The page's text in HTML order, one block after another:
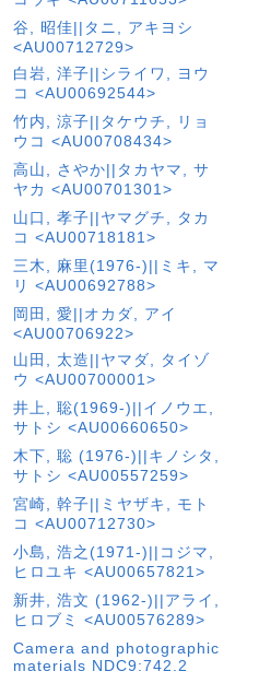
谷, 昭佳||タニ, アキヨシ
<AU00712729>
白岩, 洋子||シライワ, ヨウ
コ <AU00692544>
竹内, 涼子||タケウチ, リョ
ウコ <AU00708434>
高山, さやか||タカヤマ, サ
ヤカ <AU00701301>
山口, 孝子||ヤマグチ, タカ
コ <AU00718181>
三木, 麻里(1976-)||ミキ, マ
リ <AU00692788>
岡田, 愛||オカダ, アイ
<AU00706922>
山田, 太造||ヤマダ, タイゾ
ウ <AU00700001>
井上, 聡(1969-)||イノウエ,
サトシ <AU00660650>
木下, 聡 (1976-)||キノシタ,
サトシ <AU00557259>
宮崎, 幹子||ミヤザキ, モト
コ <AU00712730>
小島, 浩之(1971-)||コジマ,
ヒロユキ <AU00657821>
新井, 浩文 (1962-)||アライ,
ヒロブミ <AU00576289>
Camera and photographic
materials NDC9:742.2